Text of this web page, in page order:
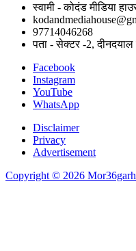
स्वामी - कोदंड मीडिया
97714046268
पता - सेक्टर -2, दीनदयाल
Facebook
Instagram
YouTube
WhatsApp
Disclaimer
Privacy
Advertisement
Copyright © 2026 Mor36garh